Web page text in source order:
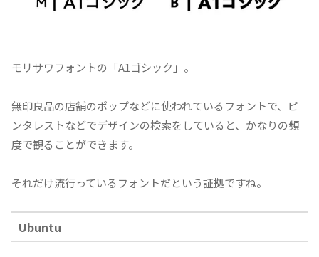
モリサワフォントの「A1ゴシック」。
無印良品の店舗のポップなどに使われているフォントで、ピ
ンタレストなどでデザインの検索をしていると、かなりの頻
度で観ることができます。
それだけ流行っているフォントだという証拠ですね。
Ubuntu